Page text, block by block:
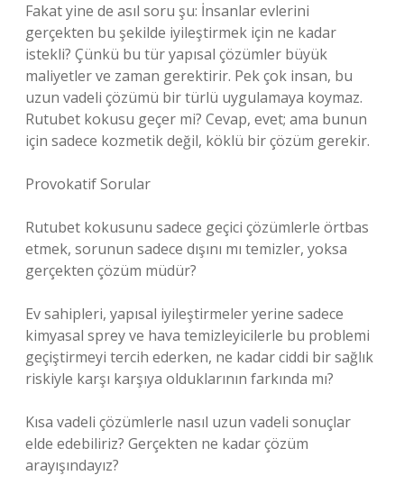
Fakat yine de asıl soru şu: İnsanlar evlerini
gerçekten bu şekilde iyileştirmek için ne kadar
istekli? Çünkü bu tür yapısal çözümler büyük
maliyetler ve zaman gerektirir. Pek çok insan, bu
uzun vadeli çözümü bir türlü uygulamaya koymaz.
Rutubet kokusu geçer mi? Cevap, evet; ama bunun
için sadece kozmetik değil, köklü bir çözüm gerekir.
Provokatif Sorular
Rutubet kokusunu sadece geçici çözümlerle örtbas
etmek, sorunun sadece dışını mı temizler, yoksa
gerçekten çözüm müdür?
Ev sahipleri, yapısal iyileştirmeler yerine sadece
kimyasal sprey ve hava temizleyicilerle bu problemi
geçiştirmeyi tercih ederken, ne kadar ciddi bir sağlık
riskiyle karşı karşıya olduklarının farkında mı?
Kısa vadeli çözümlerle nasıl uzun vadeli sonuçlar
elde edebiliriz? Gerçekten ne kadar çözüm
arayışındayız?